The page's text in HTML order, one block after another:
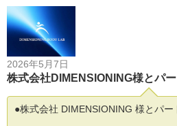
2026年5月7日
株式会社DIMENSIONING様とパ
●株式会社 DIMENSIONING 様とパー